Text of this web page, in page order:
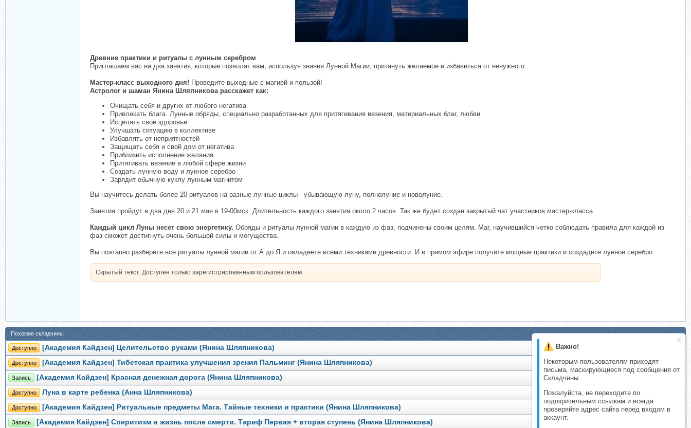
Важно!
Некоторым пользователям приходят
письма, маскирующиеся под сообщения от
Складчины.
Пожалуйста, не переходите по
подозрительным ссылкам и всегда
проверяйте адрес сайта перед входом в
аккаунт.
Древние практики и ритуалы с лунным серебром
Приглашаем вас на два занятия, которые позволят вам, используя знания Лунной Магии, притянуть желаемое и избавиться от ненужного.
Мастер-класс выходного дня! Проведите выходные с магией и пользой!
Астролог и шаман Янина Шляпникова расскажет как:
Очищать себя и других от любого негатива
Привлекать блага. Лунные обряды, специально разработанных для притягивания везения, материальных благ, любви
Исцелять свое здоровье
Улучшать ситуацию в коллективе
Избавлять от неприятностей
Защищать себя и свой дом от негатива
Приблизить исполнение желания
Притягивать везение в любой сфере жизни
Создать лунную воду и лунное серебро
Зарядит обычную куклу лунным магнитом
Вы научитесь делать более 20 ритуалов на разные лунные циклы - убывающую луну, полнолуние и новолуние.
Занятия пройдут в два дня 20 и 21 мая в 19-00мск. Длительность каждого занятия около 2 часов. Так же будет создан закрытый чат участников мастер-класса
Каждый цикл Луны несет свою энергетику. Обряды и ритуалы лунной магии в каждую из фаз, подчинены своим целям. Маг, научившийся четко соблюдать правила для каждой из
фаз сможет достигнуть очень большой силы и могущества.
Вы поэтапно разберете все ритуалы лунной магии от А до Я и овладеете всеми техниками древности. И в прямом эфире получите мощные практики и создадите лунное серебро.
Скрытый текст. Доступен только зарегистрированным пользователям.
Похожие складчины
Доступно [Академия Кайдзен] Целительство руками (Янина Шляпникова)
Доступно [Академия Кайдзен] Тибетская практика улучшения зрения Пальминг (Янина Шляпникова)
Запись [Академия Кайдзен] Красная денежная дорога (Янина Шляпникова)
Доступно Луна в карте ребенка (Анна Шляпникова)
Доступно [Академия Кайдзен] Ритуальные предметы Мага. Тайные техники и практики (Янина Шляпникова)
Запись [Академия Кайдзен] Спиритизм и жизнь после смерти. Тариф Первая + вторая ступень (Янина Шляпникова)